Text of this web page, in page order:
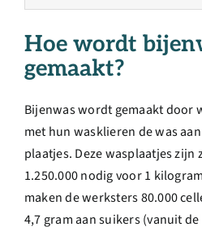
Hoe wordt
gemaakt?
Bijenwas wordt gemaakt door
met hun wasklieren de was
plaatjes. Deze wasplaatjes zijn
1.250.000 nodig voor 1
maken de werksters 80.000
4,7 gram aan suikers (vanuit